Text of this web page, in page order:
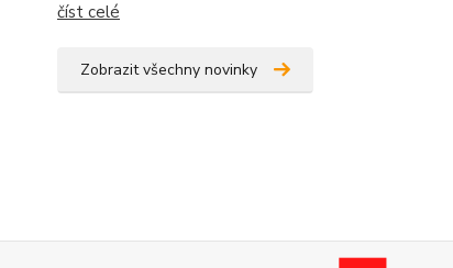
číst celé
Zobrazit všechny novinky